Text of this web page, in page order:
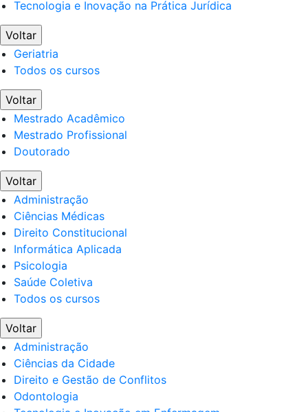
Tecnologia e Inovação na Prática Jurídica
Voltar
Geriatria
Todos os cursos
Voltar
Mestrado Acadêmico
Mestrado Profissional
Doutorado
Voltar
Administração
Ciências Médicas
Direito Constitucional
Informática Aplicada
Psicologia
Saúde Coletiva
Todos os cursos
Voltar
Administração
Ciências da Cidade
Direito e Gestão de Conflitos
Odontologia